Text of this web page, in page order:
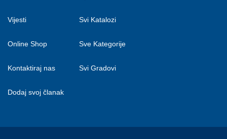
Vijesti
Online Shop
Kontaktiraj nas
Dodaj svoj članak
Svi Katalozi
Sve Kategorije
Svi Gradovi